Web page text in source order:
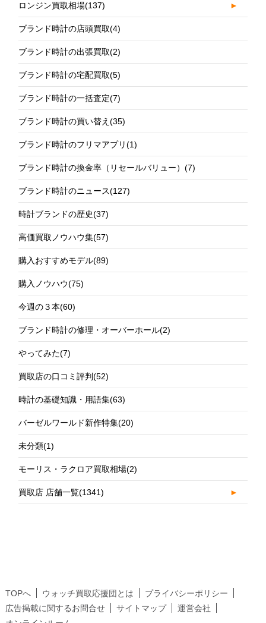
ロンジン買取相場(137) ►
ブランド時計の店頭買取(4)
ブランド時計の出張買取(2)
ブランド時計の宅配買取(5)
ブランド時計の一括査定(7)
ブランド時計の買い替え(35)
ブランド時計のフリマアプリ(1)
ブランド時計の換金率（リセールバリュー）(7)
ブランド時計のニュース(127)
時計ブランドの歴史(37)
高価買取ノウハウ集(57)
購入おすすめモデル(89)
購入ノウハウ(75)
今週の３本(60)
ブランド時計の修理・オーバーホール(2)
やってみた(7)
買取店の口コミ評判(52)
時計の基礎知識・用語集(63)
バーゼルワールド新作特集(20)
未分類(1)
モーリス・ラクロア買取相場(2)
買取店 店舗一覧(1341) ►
TOPへ ウォッチ買取応援団とは
プライバシーポリシー
広告掲載に関するお問合せ
サイトマップ
運営会社